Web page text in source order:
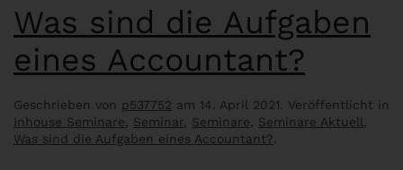
Was sind die Aufgaben
eines Accountant?
Geschrieben von p537752 am 14. April 2021 . Veröffentlicht in
Inhouse Seminare
Seminar Seminare Seminare Aktuell
Was sind die Aufgaben eines Accountant?